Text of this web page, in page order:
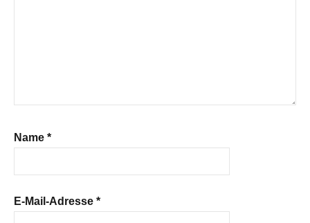
Name *
E-Mail-Adresse *